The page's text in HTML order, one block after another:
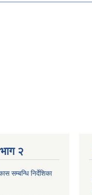
२
सम्बन्धि निर्देशिका